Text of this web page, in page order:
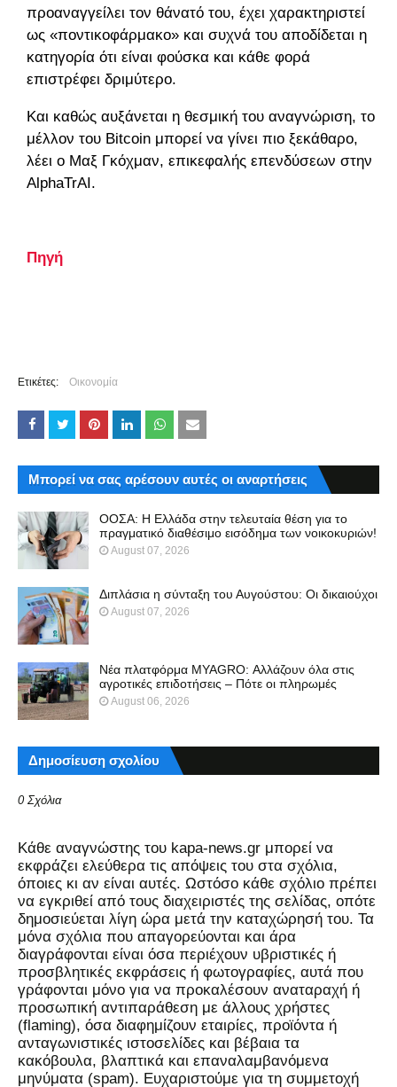
προαναγγείλει τον θάνατό του, έχει χαρακτηριστεί
ως «ποντικοφάρμακο» και συχνά του αποδίδεται η
κατηγορία ότι είναι φούσκα και κάθε φορά
επιστρέφει δριμύτερο.
Και καθώς αυξάνεται η θεσμική του αναγνώριση, το
μέλλον του Bitcoin μπορεί να γίνει πιο ξεκάθαρο,
λέει ο Μαξ Γκόχμαν, επικεφαλής επενδύσεων στην
AlphaTrAI.
Πηγή
Ετικέτες: Οικονομία
Μπορεί να σας αρέσουν αυτές οι αναρτήσεις
ΟΟΣΑ: Η Ελλάδα στην τελευταία θέση για το
πραγματικό διαθέσιμο εισόδημα των νοικοκυριών!
August 07, 2026
Διπλάσια η σύνταξη του Αυγούστου: Οι δικαιούχοι
August 07, 2026
Νέα πλατφόρμα MYAGRO: Αλλάζουν όλα στις
αγροτικές επιδοτήσεις – Πότε οι πληρωμές
August 06, 2026
Δημοσίευση σχολίου
0 Σχόλια
Kάθε αναγνώστης του kapa-news.gr μπορεί να
εκφράζει ελεύθερα τις απόψεις του στα σχόλια,
όποιες κι αν είναι αυτές. Ωστόσο κάθε σχόλιο πρέπει
να εγκριθεί από τους διαχειριστές της σελίδας, οπότε
δημοσιεύεται λίγη ώρα μετά την καταχώρησή του. Τα
μόνα σχόλια που απαγορεύονται και άρα
διαγράφονται είναι όσα περιέχουν υβριστικές ή
προσβλητικές εκφράσεις ή φωτογραφίες, αυτά που
γράφονται μόνο για να προκαλέσουν αναταραχή ή
προσωπική αντιπαράθεση με άλλους χρήστες
(flaming), όσα διαφημίζουν εταιρίες, προϊόντα ή
ανταγωνιστικές ιστοσελίδες και βέβαια τα
κακόβουλα, βλαπτικά και επαναλαμβανόμενα
μηνύματα (spam). Ευχαριστούμε για τη συμμετοχή